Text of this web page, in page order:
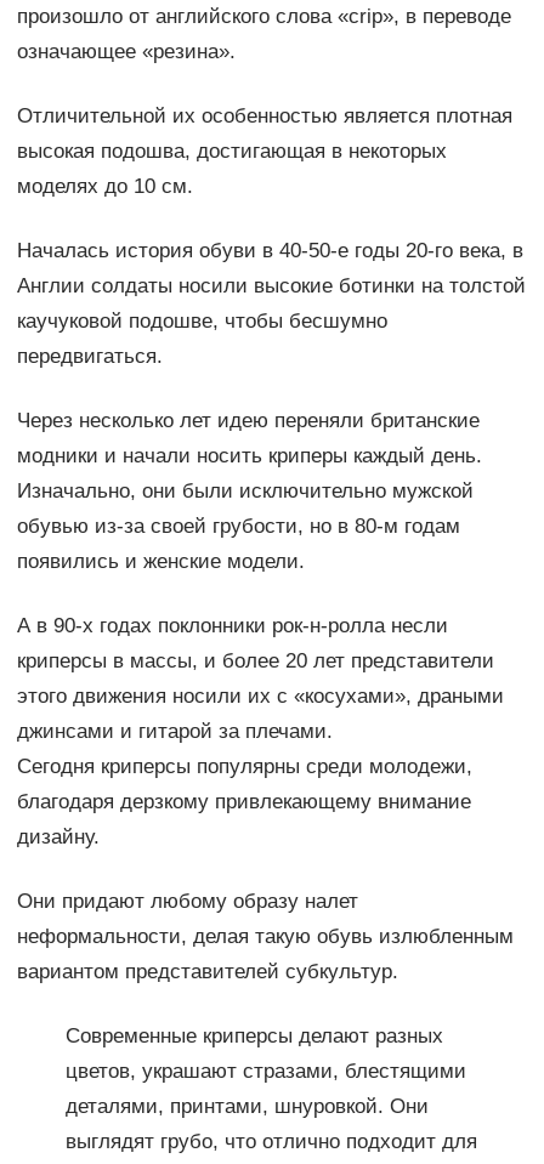
произошло от английского слова «crip», в переводе
означающее «резина».
Отличительной их особенностью является плотная
высокая подошва, достигающая в некоторых
моделях до 10 см.
Началась история обуви в 40-50-е годы 20-го века, в
Англии солдаты носили высокие ботинки на толстой
каучуковой подошве, чтобы бесшумно
передвигаться.
Через несколько лет идею переняли британские
модники и начали носить криперы каждый день.
Изначально, они были исключительно мужской
обувью из-за своей грубости, но в 80-м годам
появились и женские модели.
А в 90-х годах поклонники рок-н-ролла несли
криперсы в массы, и более 20 лет представители
этого движения носили их с «косухами», драными
джинсами и гитарой за плечами.
Сегодня криперсы популярны среди молодежи,
благодаря дерзкому привлекающему внимание
дизайну.
Они придают любому образу налет
неформальности, делая такую обувь излюбленным
вариантом представителей субкультур.
Современные криперсы делают разных
цветов, украшают стразами, блестящими
деталями, принтами, шнуровкой. Они
выглядят грубо, что отлично подходит для